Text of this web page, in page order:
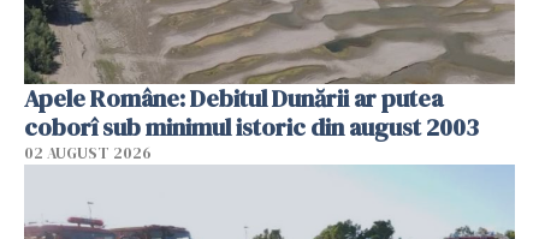
Apele Române: Debitul Dunării ar putea
coborî sub minimul istoric din august 2003
02 AUGUST 2026